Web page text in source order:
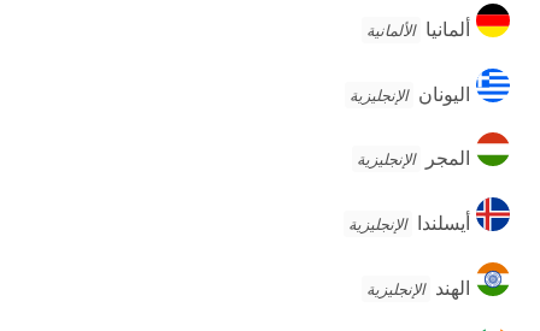
ألمانيا
ألمانيا الألمانية
اليونان
اليونان الإنجليزية
المجر
المجر الإنجليزية
أيسلندا
أيسلندا الإنجليزية
الهند
الهند الإنجليزية